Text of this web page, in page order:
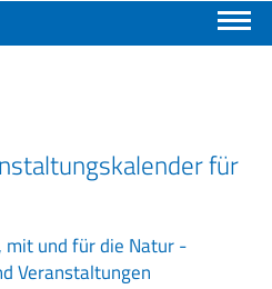
für
mit und für die Natur -
Veranstaltungen